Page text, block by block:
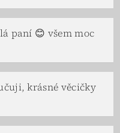
paní 😊 všem moc
krásné věcičky